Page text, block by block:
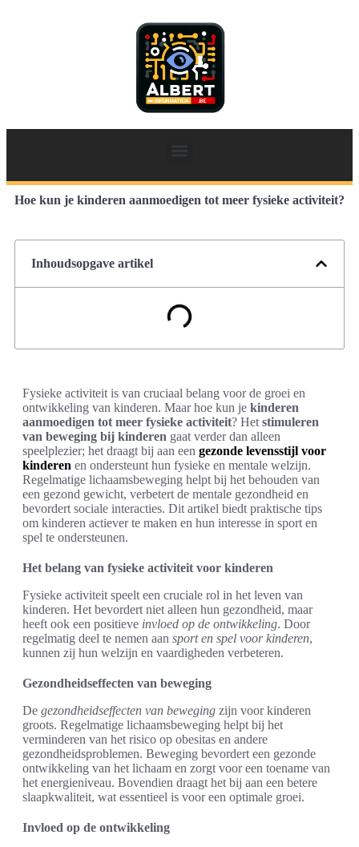
Hoe kun je kinderen aanmoedigen tot meer fysieke activiteit?
Inhoudsopgave artikel
Fysieke activiteit is van cruciaal belang voor de groei en
ontwikkeling van kinderen. Maar hoe kun je kinderen
aanmoedigen tot meer fysieke activiteit? Het stimuleren
van beweging bij kinderen gaat verder dan alleen
speelplezier; het draagt bij aan een gezonde levensstijl voor
kinderen en ondersteunt hun fysieke en mentale welzijn.
Regelmatige lichaamsbeweging helpt bij het behouden van
een gezond gewicht, verbetert de mentale gezondheid en
bevordert sociale interacties. Dit artikel biedt praktische tips
om kinderen actiever te maken en hun interesse in sport en
spel te ondersteunen.
Het belang van fysieke activiteit voor kinderen
Fysieke activiteit speelt een cruciale rol in het leven van
kinderen. Het bevordert niet alleen hun gezondheid, maar
heeft ook een positieve invloed op de ontwikkeling. Door
regelmatig deel te nemen aan sport en spel voor kinderen,
kunnen zij hun welzijn en vaardigheden verbeteren.
Gezondheidseffecten van beweging
De gezondheidseffecten van beweging zijn voor kinderen
groots. Regelmatige lichaamsbeweging helpt bij het
verminderen van het risico op obesitas en andere
gezondheidsproblemen. Beweging bevordert een gezonde
ontwikkeling van het lichaam en zorgt voor een toename van
het energieniveau. Bovendien draagt het bij aan een betere
slaapkwaliteit, wat essentieel is voor een optimale groei.
Invloed op de ontwikkeling